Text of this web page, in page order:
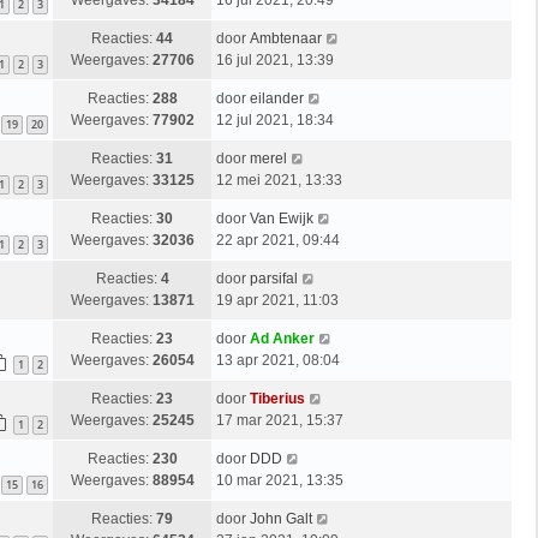
1 2 3
1 2 3
Reacties: 44
Weergaves: 27706
door Ambtenaar
16 jul 2021, 13:39
19 20
Reacties: 288
Weergaves: 77902
door eilander
12 jul 2021, 18:34
1 2 3
Reacties: 31
Weergaves: 33125
door merel
12 mei 2021, 13:33
1 2 3
Reacties: 30
Weergaves: 32036
door Van Ewijk
22 apr 2021, 09:44
Reacties: 4
Weergaves: 13871
door parsifal
19 apr 2021, 11:03
1 2
Reacties: 23
Weergaves: 26054
door Ad Anker
13 apr 2021, 08:04
1 2
Reacties: 23
Weergaves: 25245
door Tiberius
17 mar 2021, 15:37
15 16
Reacties: 230
Weergaves: 88954
door DDD
10 mar 2021, 13:35
Reacties: 79
door John Galt